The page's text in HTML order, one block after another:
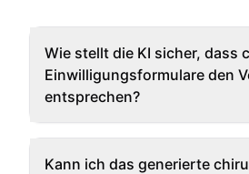
Wie stellt die KI sicher, dass
Einwilligungsformulare den
entsprechen?
Kann ich das generierte